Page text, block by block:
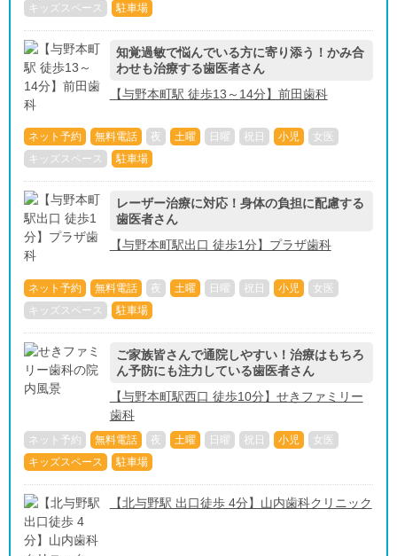
キッズスペース
駐車場
知覚過敏で悩んでいる方に寄り添う！かみ合
わせも治療する歯医者さん
【与野本町駅 徒歩13～14分】前田歯科
ネット予約 無料電話 夜 土曜 日曜 祝日 小児
女医
キッズスペース
駐車場
レーザー治療に対応！身体の負担に配慮する
歯医者さん
【与野本町駅出口 徒歩1分】プラザ歯科
ネット予約 無料電話 夜 土曜 日曜 祝日 小児
女医
キッズスペース
駐車場
ご家族皆さんで通院しやすい！治療はもちろ
ん予防にも注力している歯医者さん
【与野本町駅西口 徒歩10分】せきファミリー
歯科
ネット予約 無料電話 夜 土曜 日曜 祝日 小児
女医
キッズスペース
駐車場
【北与野駅 出口徒歩 4分】山内歯科クリニック